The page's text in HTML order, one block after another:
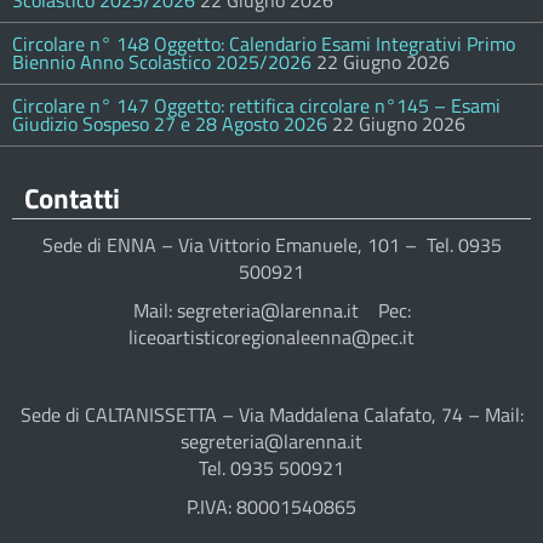
Circolare n° 148 Oggetto: Calendario Esami Integrativi Primo
Biennio Anno Scolastico 2025/2026 22 Giugno 2026
Circolare n° 147 Oggetto: rettifica circolare n°145 – Esami
Giudizio Sospeso 27 e 28 Agosto 2026 22 Giugno 2026
Contatti
Sede di ENNA – Via Vittorio Emanuele, 101 – Tel. 0935
500921
Mail: segreteria@larenna.it Pec:
liceoartisticoregionaleenna@pec.it
Sede di CALTANISSETTA – Via Maddalena Calafato, 74 – Mail:
segreteria@larenna.it
Tel. 0935 500921
P.IVA: 80001540865